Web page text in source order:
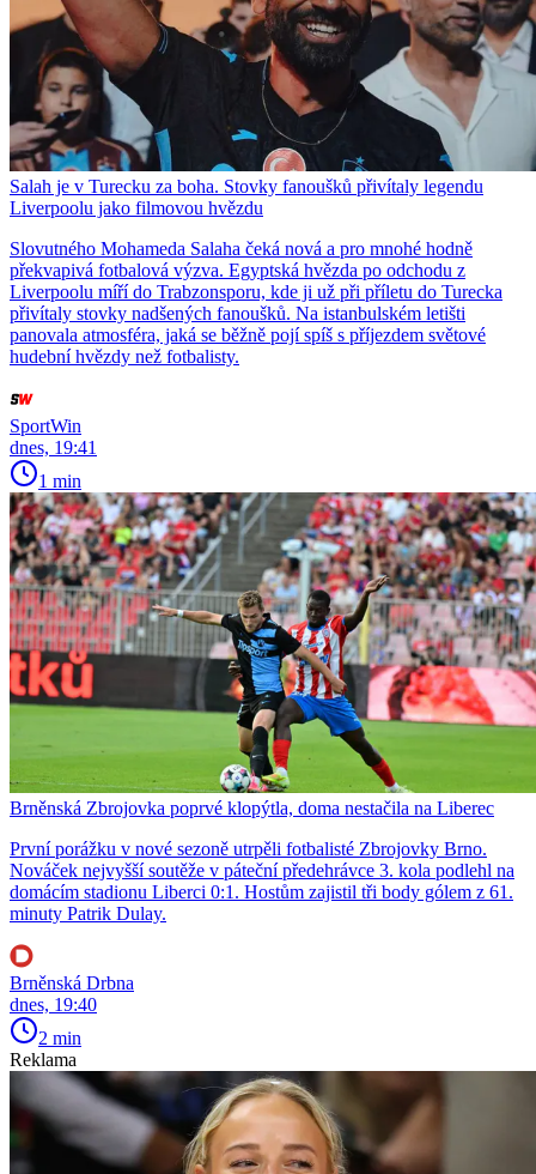
Salah je v Turecku za boha. Stovky fanoušků přivítaly legendu
Liverpoolu jako filmovou hvězdu
Slovutného Mohameda Salaha čeká nová a pro mnohé hodně
překvapivá fotbalová výzva. Egyptská hvězda po odchodu z
Liverpoolu míří do Trabzonsporu, kde ji už při příletu do Turecka
přivítaly stovky nadšených fanoušků. Na istanbulském letišti
panovala atmosféra, jaká se běžně pojí spíš s příjezdem světové
hudební hvězdy než fotbalisty.
SportWin
dnes, 19:41
1 min
Brněnská Zbrojovka poprvé klopýtla, doma nestačila na Liberec
První porážku v nové sezoně utrpěli fotbalisté Zbrojovky Brno.
Nováček nejvyšší soutěže v páteční předehrávce 3. kola podlehl na
domácím stadionu Liberci 0:1. Hostům zajistil tři body gólem z 61.
minuty Patrik Dulay.
Brněnská Drbna
dnes, 19:40
2 min
Reklama